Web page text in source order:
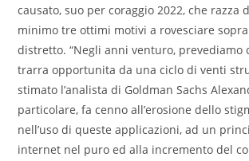
causato, suo per coraggio 2022, che razza
minimo tre ottimi motivi a rovesciare
distretto. “Negli anni venturo, prevediamo
trarra opportunita da una ciclo di venti
stimato l’analista di Goldman Sachs
particolare, fa cenno all’erosione dello
nell’uso di queste applicazioni, ad un
internet nel puro ed alla incremento del